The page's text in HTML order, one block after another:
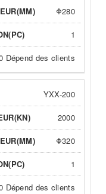
Φ280
1
Dépend des clients
YXX-200
2000
Φ320
1
Dépend des clients